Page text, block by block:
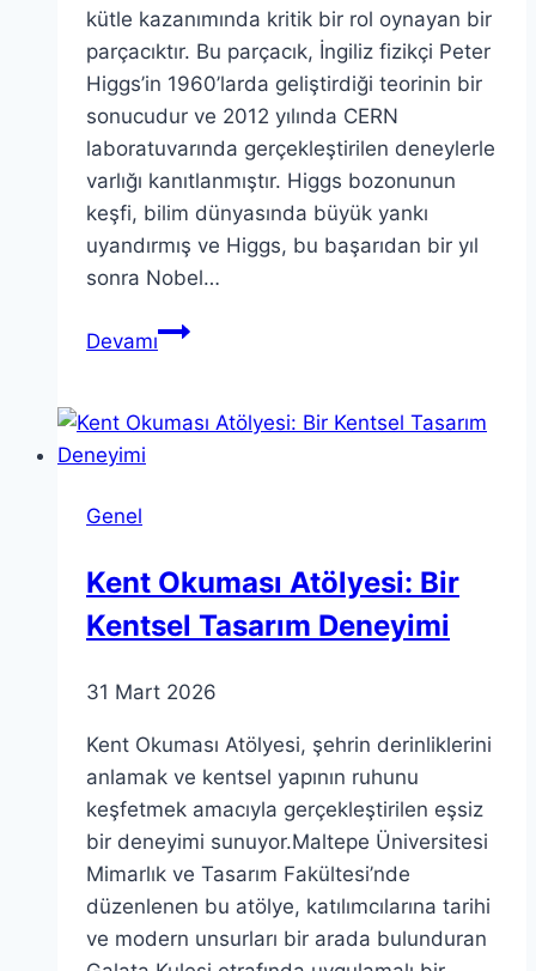
kütle kazanımında kritik bir rol oynayan bir
parçacıktır. Bu parçacık, İngiliz fizikçi Peter
Higgs’in 1960’larda geliştirdiği teorinin bir
sonucudur ve 2012 yılında CERN
laboratuvarında gerçekleştirilen deneylerle
varlığı kanıtlanmıştır. Higgs bozonunun
keşfi, bilim dünyasında büyük yankı
uyandırmış ve Higgs, bu başarıdan bir yıl
sonra Nobel…
DevamıHiggs
Higgs’in
Genel
Kent Okuması Atölyesi: Bir
Kentsel Tasarım Deneyimi
31 Mart 2026
Kent Okuması Atölyesi, şehrin derinliklerini
anlamak ve kentsel yapının ruhunu
keşfetmek amacıyla gerçekleştirilen eşsiz
bir deneyimi sunuyor.Maltepe Üniversitesi
Mimarlık ve Tasarım Fakültesi’nde
düzenlenen bu atölye, katılımcılarına tarihi
ve modern unsurları bir arada bulunduran